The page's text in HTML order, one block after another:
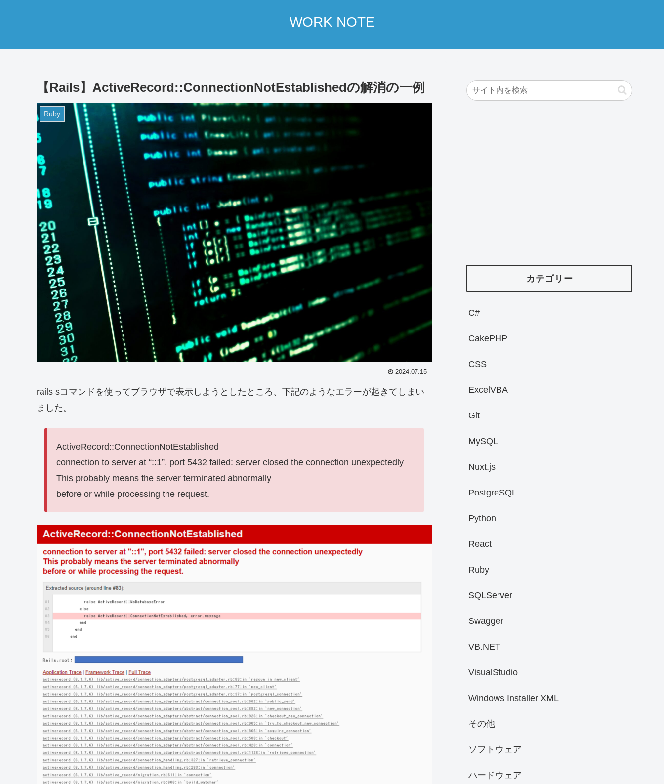
WORK NOTE
【Rails】ActiveRecord::ConnectionNotEstablishedの解消の一例
Ruby
2024.07.15
rails sコマンドを使ってブラウザで表示しようとしたところ、下記のようなエラーが起きてしまい
ました。
ActiveRecord::ConnectionNotEstablished
connection to server at “::1”, port 5432 failed: server closed the connection unexpectedly
This probably means the server terminated abnormally
before or while processing the request.
カテゴリー
C#
CakePHP
CSS
ExcelVBA
Git
MySQL
Nuxt.js
PostgreSQL
Python
React
Ruby
SQLServer
Swagger
VB.NET
VisualStudio
Windows Installer XML
その他
ソフトウェア
ハードウェア